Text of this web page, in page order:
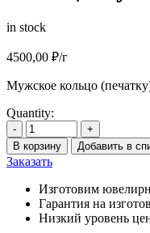
in stock
4500,00 ₽/г
Мужское кольцо
Quantity:
-
+
В корзину
Добавить в
Заказать
Изготовим
Гарантия на
Низкий уровень